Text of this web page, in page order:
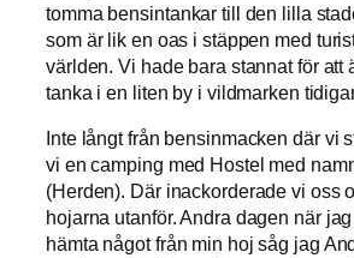
tomma bensintankar till den lilla
som är lik en oas i stäppen med
världen. Vi hade bara stannat för att
tanka i en liten by i vildmarken
Inte långt från bensinmacken där vi
vi en camping med Hostel med
(Herden). Där inackorderade vi oss
hojarna utanför. Andra dagen när
hämta något från min hoj såg jag